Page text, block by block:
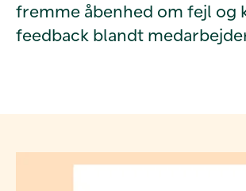
fremme åbenhed om fejl og
feedback blandt